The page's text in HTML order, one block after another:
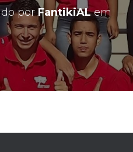
porFantikiALem